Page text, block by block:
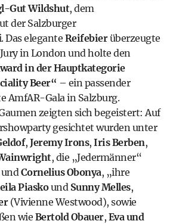
Gut Wildshut, dem
der Salzburger
Das elegante Reifebierüberzeugte
in London und holte den
in der Hauptkategorie
Beer“ – ein passender
AmfAR-Gala in Salzburg.
zeigten sich begeistert: Auf
gesichtet wurden unter
, Jeremy Irons, Iris Berben,
, die „Jedermänner“
Cornelius Obonya, „ihre
Piaskound Sunny Melles,
(Vivienne Westwood), sowie
wie Bertold Obauer, Eva und